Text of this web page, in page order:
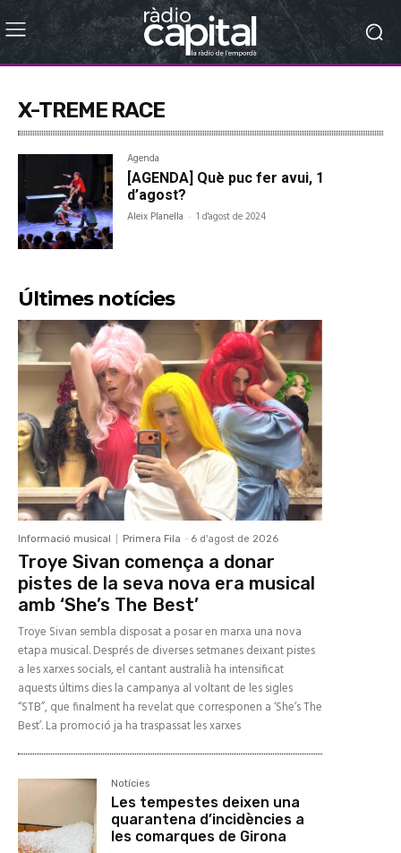
X-TREME RACE
Agenda
[AGENDA] Què puc fer avui, 1
d’agost?
Aleix Planella - 1 d'agost de 2024
Últimes notícies
Informació musical Primera Fila - 6 d'agost de 2026
Troye Sivan comença a donar
pistes de la seva nova era musical
amb ‘She’s The Best’
Troye Sivan sembla disposat a posar en marxa una nova
etapa musical. Després de diverses setmanes deixant pistes
a les xarxes socials, el cantant australià ha intensificat
aquests últims dies la campanya al voltant de les sigles
“STB”, que finalment ha revelat que corresponen a ‘She’s The
Best’. La promoció ja ha traspassat les xarxes
Notícies
Les tempestes deixen una
quarantena d’incidències a
les comarques de Girona